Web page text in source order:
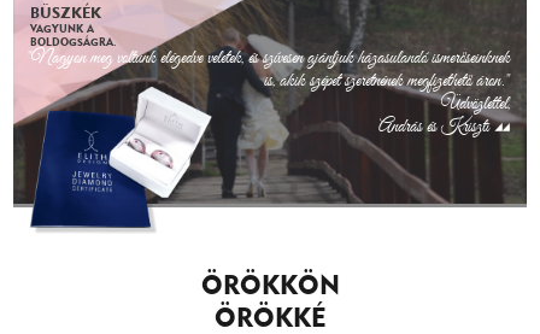
BÜSZKÉK
VAGYUNK A
BOLDOGSÁGRA.
"Nagyon meg voltunk elégedve veletek, és szívesen ajánljuk házasulandó ismerőseinknek
is, akik szépet szeretnének megfizethető áron."
Üdvözlettel,
András és Kriszti
ÖRÖKKÖN
ÖRÖKKÉ